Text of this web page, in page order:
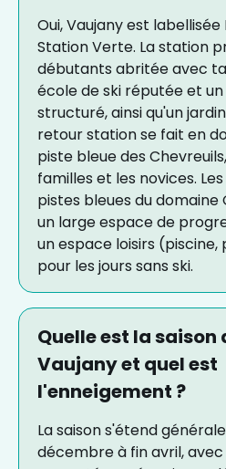
Oui, Vaujany est labellisée
Station Verte. La station
débutants abritée avec
école de ski réputée et
structuré, ainsi qu'un
retour station se fait en
piste bleue des
familles et les novices.
pistes bleues du
un large espace de
un espace loisirs
pour les jours sans ski.
Quelle est la saison
Vaujany et quel est
l'enneigement ?
La saison s'étend
décembre à fin avril,